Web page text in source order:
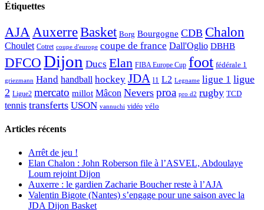
Étiquettes
AJA AuxerreBasket Borg Bourgogne CDB Chalon
Choulet Cotret coupe d'europe coupe de france Dall'Oglio DBHB
DFCODijon Ducs Elan FIBA Europe Cup foot fédérale 1
griezmann Hand handball hockey JDA l1 L2 Legname ligue 1 ligue
2 Ligue2 mercato millot Mâcon Nevers proa pro d2 rugby TCD
tennis transferts USON vannuchi vidéo vélo
Articles récents
Arrêt de jeu !
Elan Chalon : John Roberson file à l’ASVEL, Abdoulaye
Loum rejoint Dijon
Auxerre : le gardien Zacharie Boucher reste à l’AJA
Valentin Bigote (Nantes) s’engage pour une saison avec la
JDA Dijon Basket